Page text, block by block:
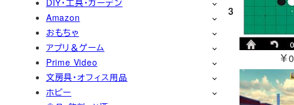
3
￥0
Amazon
おもちゃ
アプリ＆ゲーム
Prime Video
文房具・オフィス用品
ホビー